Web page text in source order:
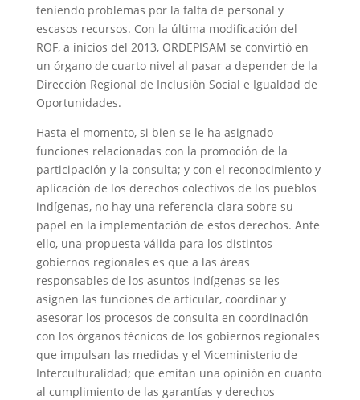
teniendo problemas por la falta de personal y
escasos recursos. Con la última modificación del
ROF, a inicios del 2013, ORDEPISAM se convirtió en
un órgano de cuarto nivel al pasar a depender de la
Dirección Regional de Inclusión Social e Igualdad de
Oportunidades.
Hasta el momento, si bien se le ha asignado
funciones relacionadas con la promoción de la
participación y la consulta; y con el reconocimiento y
aplicación de los derechos colectivos de los pueblos
indígenas, no hay una referencia clara sobre su
papel en la implementación de estos derechos. Ante
ello, una propuesta válida para los distintos
gobiernos regionales es que a las áreas
responsables de los asuntos indígenas se les
asignen las funciones de articular, coordinar y
asesorar los procesos de consulta en coordinación
con los órganos técnicos de los gobiernos regionales
que impulsan las medidas y el Viceministerio de
Interculturalidad; que emitan una opinión en cuanto
al cumplimiento de las garantías y derechos